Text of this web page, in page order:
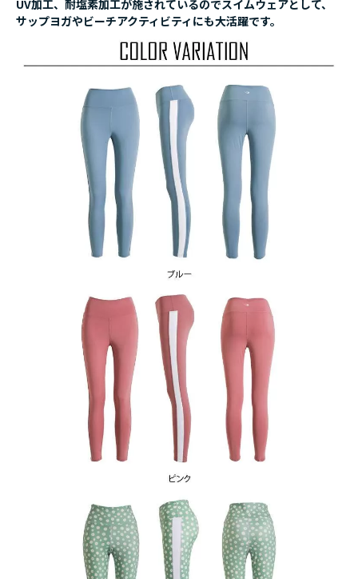
UV加工、耐塩素加工が施されているのでスイムウェアとして、
サップヨガやビーチアクティビティにも大活躍です。